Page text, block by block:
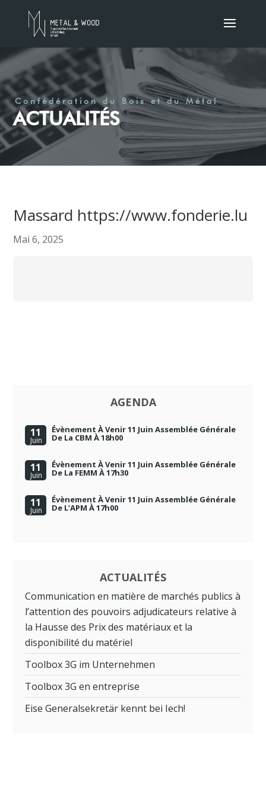
Confédération du Bois et du Métal
ACTUALITÉS
Massard https://www.fonderie.lu
Mai 6, 2025
AGENDA
11
Juin
Évènement À Venir 11 Juin Assemblée Générale
De La CBM À 18h00
11
Juin
Évènement À Venir 11 Juin Assemblée Générale
De La FEMM À 17h30
11
Juin
Évènement À Venir 11 Juin Assemblée Générale
De L’APM À 17h00
ACTUALITÉS
Communication en matière de marchés publics à
l’attention des pouvoirs adjudicateurs relative à
la Hausse des Prix des matériaux et la
disponibilité du matériel
Toolbox 3G im Unternehmen
Toolbox 3G en entreprise
Eise Generalsekretär kennt bei Iech!